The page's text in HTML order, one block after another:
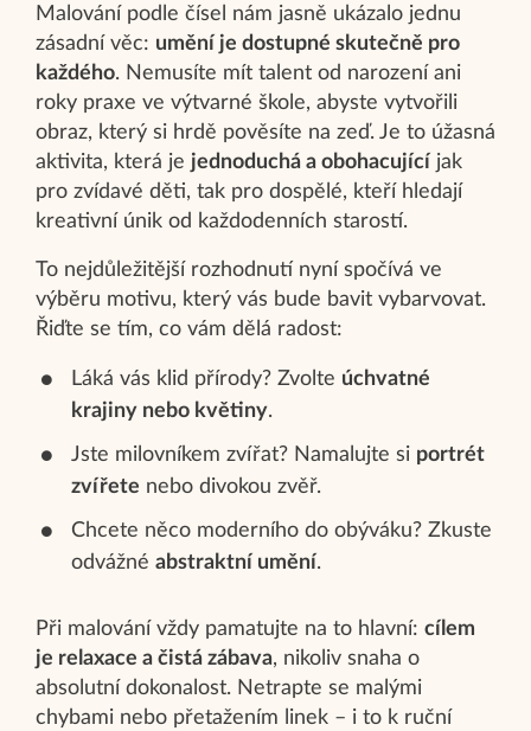
Malování podle čísel nám jasně ukázalo jednu
zásadní věc: umění je dostupné skutečně pro
každého. Nemusíte mít talent od narození ani
roky praxe ve výtvarné škole, abyste vytvořili
obraz, který si hrdě pověsíte na zeď. Je to úžasná
aktivita, která je jednoduchá a obohacující jak
pro zvídavé děti, tak pro dospělé, kteří hledají
kreativní únik od každodenních starostí.
To nejdůležitější rozhodnutí nyní spočívá ve
výběru motivu, který vás bude bavit vybarvovat.
Řiďte se tím, co vám dělá radost:
Láká vás klid přírody? Zvolte úchvatné
krajiny nebo květiny.
Jste milovníkem zvířat? Namalujte si portrét
zvířete nebo divokou zvěř.
Chcete něco moderního do obýváku? Zkuste
odvážné abstraktní umění.
Při malování vždy pamatujte na to hlavní: cílem
je relaxace a čistá zábava, nikoliv snaha o
absolutní dokonalost. Netrapte se malými
chybami nebo přetažením linek – i to k ruční